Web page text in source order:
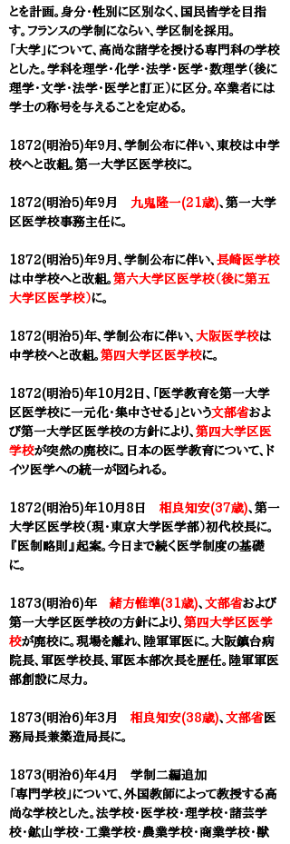
とを計画。身分・性別に区別なく、国民皆学を目指
す。フランスの学制にならい、学区制を採用。​
「大学」について、高尚な諸学を授ける専門科の学校
とした。学科を理学・化学・法学・医学・数理学（後に
理学・文学・法学・医学と訂正）に区分。卒業者には
学士の称号を与えることを定める。
1872(明治5)年9月、学制公布に伴い、東校は中学
校へと改組。第一大学区医学校に。​
1872(明治5)年9月 九鬼隆一(21歳)、 第一大学
区医学校事務主任に。​
1872(明治5)年9月、学制公布に伴い、 長崎医学校
は中学校へと改組。 第六大学区医学校（後に第五
大学区医学校）に。
1872(明治5)年、学制公布に伴い、 大阪医学校は
中学校へと改組。 第四大学区医学校に。
1872(明治5)年10月２日、「医学教育を第一大学
区医学校に一元化・集中させる」という文部省およ
び第一大学区医学校の方針により、 第四大学区医
学校が突然の廃校に。日本の医学教育について、ド
イツ医学への統一が図られる。
1872(明治5)年10月8日 相良知安(37歳)、 第一
大学区医学校（現・東京大学医学部）初代校長に。
『医制略則』起案。今日まで続く医学制度の基礎
に。
1873(明治6)年 緒方惟準(31歳)、 文部省および
第一大学区医学校の方針により、 第四大学区医学
校が廃校に。現場を離れ、陸軍軍医に。大阪鎮台病
院長、軍医学校長、軍医本部次長を歴任。陸軍軍医
部創設に尽力。
1873(明治6)年3月 相良知安(38歳)、 文部省 医
務局長兼築造局長に。
1873(明治6)年4月 学制二編追加
「専門学校」について、外国教師によって教授する高
尚な学校とした。法学校・医学校・理学校・諸芸学
校・鉱山学校・工業学校・農業学校・商業学校・獣